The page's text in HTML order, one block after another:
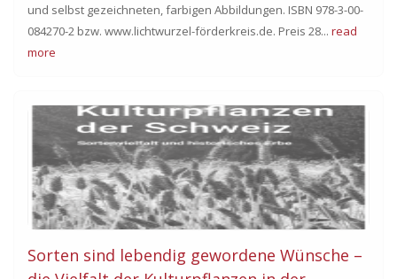
und selbst gezeichneten, farbigen Abbildungen. ISBN 978-3-00-
084270-2 bzw. www.lichtwurzel-förderkreis.de. Preis 28... read
more
Sorten sind lebendig gewordene Wünsche –